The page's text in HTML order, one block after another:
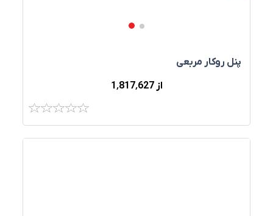
پنل روکار مربعی
از 1٬817٬627